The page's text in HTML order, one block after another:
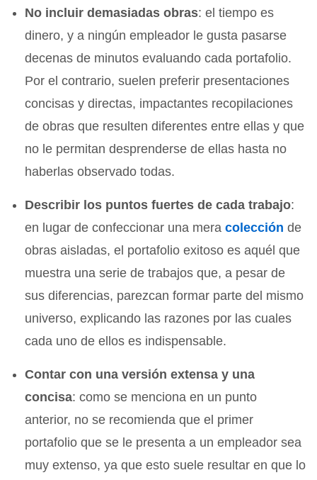
No incluir demasiadas obras: el tiempo es
dinero, y a ningún empleador le gusta pasarse
decenas de minutos evaluando cada portafolio.
Por el contrario, suelen preferir presentaciones
concisas y directas, impactantes recopilaciones
de obras que resulten diferentes entre ellas y que
no le permitan desprenderse de ellas hasta no
haberlas observado todas.
Describir los puntos fuertes de cada trabajo:
en lugar de confeccionar una meracolección de
obras aisladas, el portafolio exitoso es aquél que
muestra una serie de trabajos que, a pesar de
sus diferencias, parezcan formar parte del mismo
universo, explicando las razones por las cuales
cada uno de ellos es indispensable.
Contar con una versión extensa y una
concisa: como se menciona en un punto
anterior, no se recomienda que el primer
portafolio que se le presenta a un empleador sea
muy extenso, ya que esto suele resultar en que lo